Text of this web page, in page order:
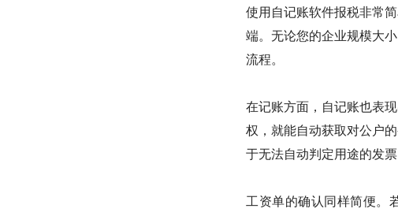
使用自记账软件报税非常
端。无论您的企业规模大
流程。
在记账方面，自记账也表
权，就能自动获取对公户
于无法自动判定用途的发
工资单的确认同样简便。